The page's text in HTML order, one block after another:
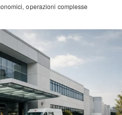
operazioni complesse